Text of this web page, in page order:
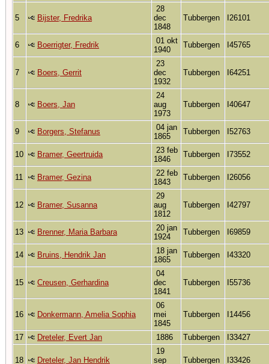
5 Bijster, Fredrika
28
dec
1848
Tubbergen I26101
6 Boerrigter, Fredrik
01 okt
1940
Tubbergen I45765
7 Boers, Gerrit
23
dec
1932
Tubbergen I64251
8 Boers, Jan
24
aug
1973
Tubbergen I40647
9 Borgers, Stefanus
04 jan
1865
Tubbergen I52763
10 Bramer, Geertruida
23 feb
1846
Tubbergen I73552
11 Bramer, Gezina
22 feb
1843
Tubbergen I26056
12 Bramer, Susanna
29
aug
1812
Tubbergen I42797
13 Brenner, Maria Barbara
20 jan
1924
Tubbergen I69859
14 Bruins, Hendrik Jan
18 jan
1865
Tubbergen I43320
15 Creusen, Gerhardina
04
dec
1841
Tubbergen I55736
16 Donkermann, Amelia Sophia
06
mei
1845
Tubbergen I14456
17 Dreteler, Evert Jan 1886 Tubbergen I33427
18 Dreteler, Jan Hendrik
19
sep
Tubbergen I33426